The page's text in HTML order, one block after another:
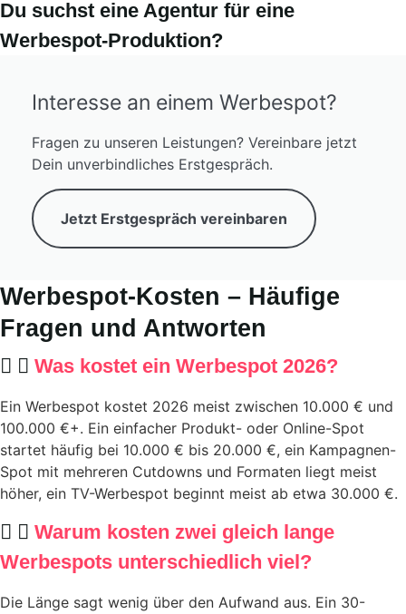
Du suchst eine Agentur für eine
Werbespot-Produktion?
Interesse an einem Werbespot?
Fragen zu unseren Leistungen? Vereinbare jetzt
Dein unverbindliches Erstgespräch.
Jetzt Erstgespräch vereinbaren
Werbespot-Kosten – Häufige
Fragen und Antworten
Was kostet ein Werbespot 2026?
Ein Werbespot kostet 2026 meist zwischen 10.000 € und
100.000 €+. Ein einfacher Produkt- oder Online-Spot
startet häufig bei 10.000 € bis 20.000 €, ein Kampagnen-
Spot mit mehreren Cutdowns und Formaten liegt meist
höher, ein TV-Werbespot beginnt meist ab etwa 30.000 €.
Warum kosten zwei gleich lange
Werbespots unterschiedlich viel?
Die Länge sagt wenig über den Aufwand aus. Ein 30-